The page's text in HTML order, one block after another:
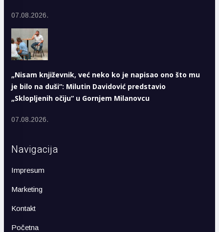
07.08.2026.
„Nisam književnik, već neko ko je napisao ono što mu
je bilo na duši“: Milutin Davidović predstavio
„Sklopljenih očiju“ u Gornjem Milanovcu
07.08.2026.
Navigacija
Impresum
Marketing
Kontakt
Početna